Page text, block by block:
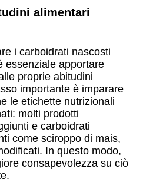
alimentari
i carboidrati nascosti
essenziale apportare
proprie abitudini
importante è imparare
le etichette nutrizionali
molti prodotti
e carboidrati
come sciroppo di mais,
In questo modo,
consapevolezza su ciò